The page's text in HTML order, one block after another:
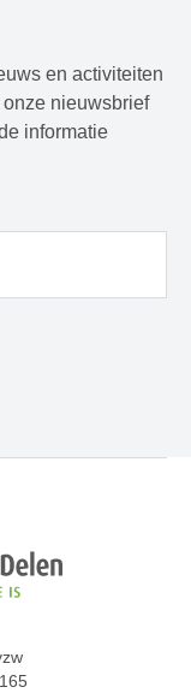
en activiteiten
nieuwsbrief
informatie